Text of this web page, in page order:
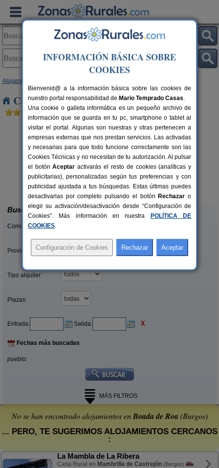
Alojamientos
Casas Rurales cerca de Boada de Roa
6-7+1 pers.
desde22 €
Casa El Sauco
Ailanes de Zamanzas (Burgos)
Buscar
Comunidades:
Provincias/Islas:
Tipo alquiler:
Plazas:
Entrada: Salida: X
Fechas más buscadas
pueblo:
MÁS FILTROS
No se han encontrado alojamientos enBoada de Roa (Burgos)
... PERO, TE SUGERIMOS ALOJAMIENTOS CERCANOS
:
La Mambla de La Ribera
Casa Rural en Mambrilla de Castrejón (Burgos)
INFORMACIÓN BÁSICA SOBRE
COOKIES
Bienvenid@ a la información básica sobre las cookies de
nuestro portal responsabilidad de Mario Temprado Casas.
Una cookie o galleta informática es un pequeño archivo de
información que se guarda en tu pc, smartphone o tablet al
visitar el portal. Algunas son nuestras y otras pertenecen a
empresas externas que nos prestan servicios. Las activadas
y necesarias para que todo funcione correctamente son las
Cookies Técnicas y no necesitan de tu autorización. Al pulsar
el botónAceptar activarás el resto de cookies (analíticas y
publicitarias), personalizadas según tus preferencias y con
publicidad ajustada a tus búsquedas. Estas últimas puedes
desactivarlas por completo pulsando el botón Rechazar o
elegir su activación/desactivación desde “Configuración de
Cookies”. Más información en nuestra
POLÍTICA DE
COOKIES.